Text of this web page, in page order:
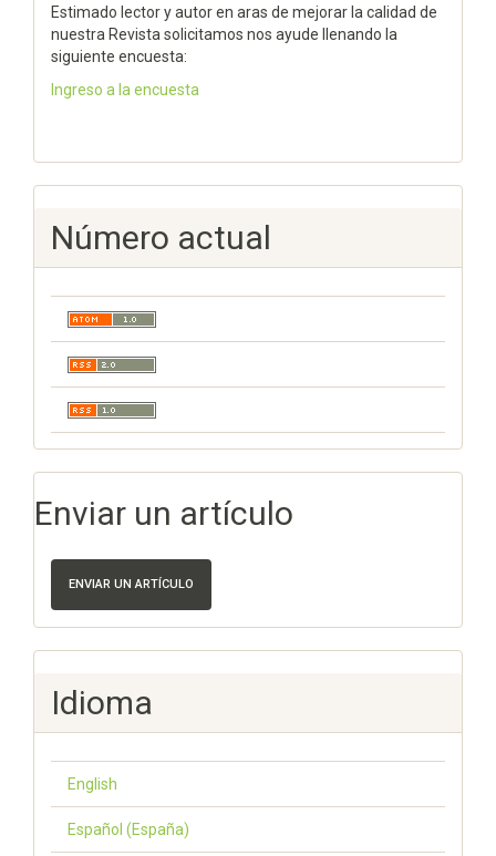
Estimado lector y autor en aras de mejorar la calidad de
nuestra Revista solicitamos nos ayude llenando la
siguiente encuesta:
Ingreso a la encuesta
Número actual
Enviar un artículo
ENVIAR UN ARTÍCULO
Idioma
English
Español (España)